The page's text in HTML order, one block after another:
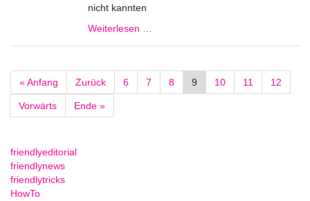
nicht kannten
Weiterlesen …
« Anfang Zurück 6 7 8 9 10 11 12
Vorwärts Ende »
friendlyeditorial
friendlynews
friendlytricks
HowTo